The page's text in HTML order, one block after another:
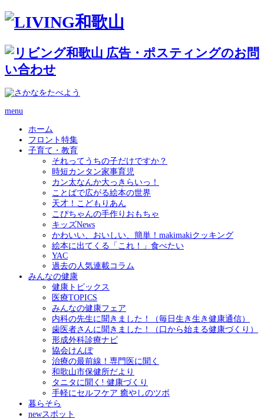
menu
ホーム
フロント特集
子育て・教育
それってうちの子だけですか？
時短カンタン家事育児
カン太なんか大っきらいっ！
ことばで広がる絵本の世界
天才！こどもりあん
こぴちゃんの手作りおもちゃ
キッズNews
かわいい、おいしい、簡単！makimakiクッキング
絵本に出てくる「これ！」食べたい
YAC
過去の人気連載コラム
みんなの健康
健康トピックス
医療TOPICS
みんなの健康フェア
内科の先生に聞きました！（毎日生き生き健康通信）
歯医者さんに聞きました！（口から始まる健康づくり）
形成外科診療ナビ
協会けんぽ
治療の最前線！専門医に聞く
和歌山市保健所だより
タニタに聞く! 健康づくり
手軽にセルフケア 癒やしのツボ
暮らそら
newスポット